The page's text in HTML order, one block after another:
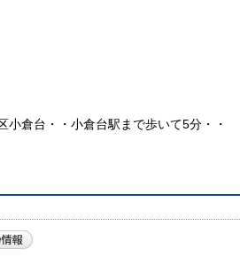
倉台・・小倉台駅まで歩いて5分・・